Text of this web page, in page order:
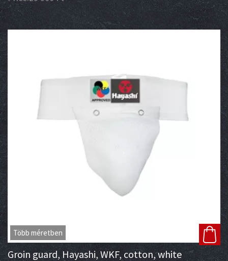
Több méretben
Groin guard, Hayashi, WKF, cotton, white